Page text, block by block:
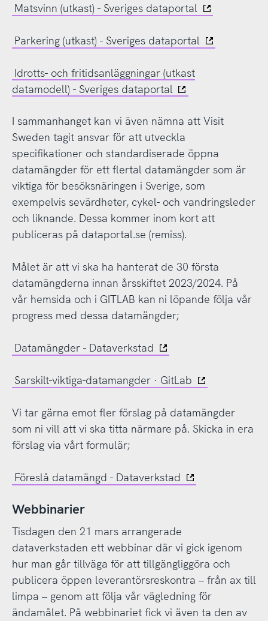
Matsvinn (utkast) - Sveriges dataportal
Parkering (utkast) - Sveriges dataportal
Idrotts- och fritidsanläggningar (utkast
datamodell) - Sveriges dataportal
I sammanhanget kan vi även nämna att Visit
Sweden tagit ansvar för att utveckla
specifikationer och standardiserade öppna
datamängder för ett flertal datamängder som är
viktiga för besöksnäringen i Sverige, som
exempelvis sevärdheter, cykel- och vandringsleder
och liknande. Dessa kommer inom kort att
publiceras på dataportal.se (remiss).
Målet är att vi ska ha hanterat de 30 första
datamängderna innan årsskiftet 2023/2024. På
vår hemsida och i GITLAB kan ni löpande följa vår
progress med dessa datamängder;
Datamängder - Dataverkstad
Sarskilt-viktiga-datamangder · GitLab
Vi tar gärna emot fler förslag på datamängder
som ni vill att vi ska titta närmare på. Skicka in era
förslag via vårt formulär;
Föreslå datamängd - Dataverkstad
Webbinarier
Tisdagen den 21 mars arrangerade
dataverkstaden ett webbinar där vi gick igenom
hur man går tillväga för att tillgängliggöra och
publicera öppen leverantörsreskontra – från ax till
limpa – genom att följa vår vägledning för
ändamålet. På webbinariet fick vi även ta den av